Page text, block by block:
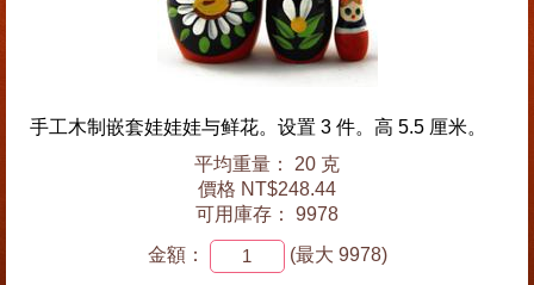
手工木制嵌套娃娃娃与鲜花。设置 3 件。高 5.5 厘米。
平均重量： 20 克
價格 NT$248.44
可用庫存： 9978
金額： (最大 9978)